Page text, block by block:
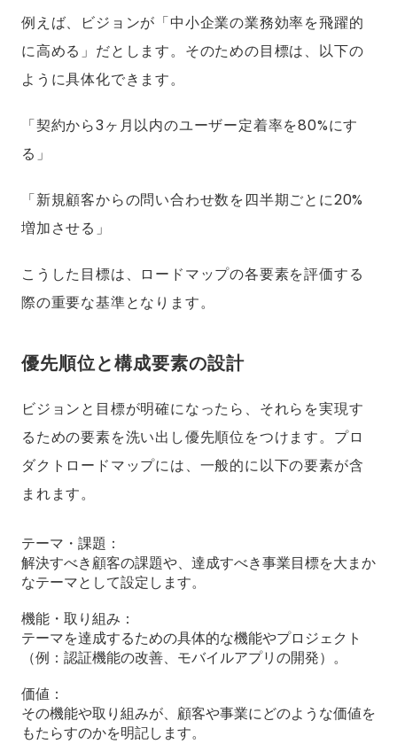
例えば、ビジョンが「中小企業の業務効率を飛躍的
に高める」だとします。そのための目標は、以下の
ように具体化できます。
「契約から3ヶ月以内のユーザー定着率を80%にす
る」
「新規顧客からの問い合わせ数を四半期ごとに20%
増加させる」
こうした目標は、ロードマップの各要素を評価する
際の重要な基準となります。
優先順位と構成要素の設計
ビジョンと目標が明確になったら、それらを実現す
るための要素を洗い出し優先順位をつけます。プロ
ダクトロードマップには、一般的に以下の要素が含
まれます。
テーマ・課題：
解決すべき顧客の課題や、達成すべき事業目標を大まか
なテーマとして設定します。
機能・取り組み：
テーマを達成するための具体的な機能やプロジェクト
（例：認証機能の改善、モバイルアプリの開発）。
価値：
その機能や取り組みが、顧客や事業にどのような価値を
もたらすのかを明記します。